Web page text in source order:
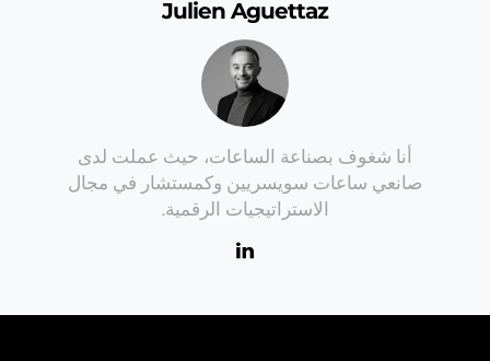
Julien Aguettaz
أنا شغوف بصناعة الساعات، حيث عملت لدى
صانعي ساعات سويسريين وكمستشار في مجال
الاستراتيجيات الرقمية.